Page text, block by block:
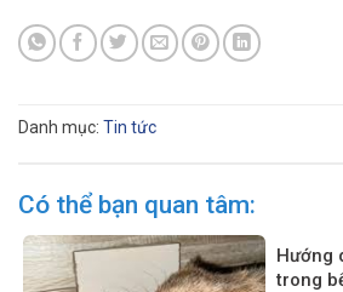
Danh mục: Tin tức
Có thể bạn quan tâm:
Hướng
trong